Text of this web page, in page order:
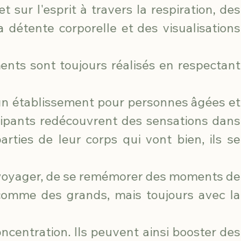
sur l'esprit à travers la respiration, des
corporelle et des visualisations
sont toujours réalisés en respectant
établissement pour personnes âgées et
redécouvrent des sensations dans
de leur corps qui vont bien, ils se
de se remémorer des moments de
des grands, mais toujours avec la
Ils peuvent ainsi booster des